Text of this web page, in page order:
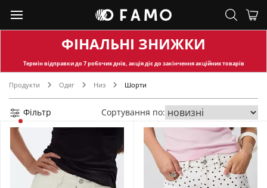
ФІНАЛЬНІ ЗНИЖКИ
Термін відправкидо 7 робочих днів, акція діє до закінчення акційних товарів
Продукти Одяг Низ Шорти
Фільтр Сортування по: